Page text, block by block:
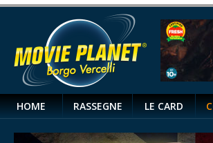
HOME RASSEGNE LE CARD